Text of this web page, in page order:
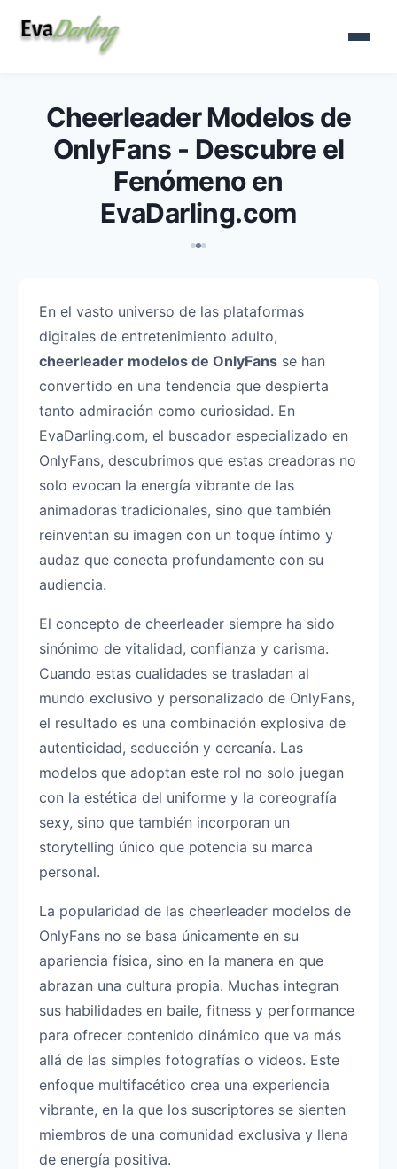
Cheerleader Modelos de
OnlyFans - Descubre el
Fenómeno en
EvaDarling.com
En el vasto universo de las plataformas
digitales de entretenimiento adulto,
cheerleader modelos de OnlyFans se han
convertido en una tendencia que despierta
tanto admiración como curiosidad. En
EvaDarling.com, el buscador especializado en
OnlyFans, descubrimos que estas creadoras no
solo evocan la energía vibrante de las
animadoras tradicionales, sino que también
reinventan su imagen con un toque íntimo y
audaz que conecta profundamente con su
audiencia.
El concepto de cheerleader siempre ha sido
sinónimo de vitalidad, confianza y carisma.
Cuando estas cualidades se trasladan al
mundo exclusivo y personalizado de OnlyFans,
el resultado es una combinación explosiva de
autenticidad, seducción y cercanía. Las
modelos que adoptan este rol no solo juegan
con la estética del uniforme y la coreografía
sexy, sino que también incorporan un
storytelling único que potencia su marca
personal.
La popularidad de las cheerleader modelos de
OnlyFans no se basa únicamente en su
apariencia física, sino en la manera en que
abrazan una cultura propia. Muchas integran
sus habilidades en baile, fitness y performance
para ofrecer contenido dinámico que va más
allá de las simples fotografías o videos. Este
enfoque multifacético crea una experiencia
vibrante, en la que los suscriptores se sienten
miembros de una comunidad exclusiva y llena
de energía positiva.